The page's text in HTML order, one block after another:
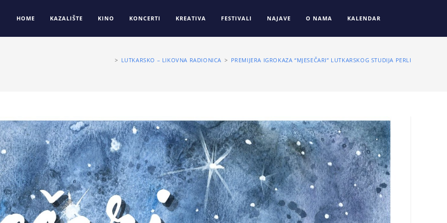
HOME KAZALIŠTE KINO KONCERTI KREATIVA FESTIVALI NAJAVE O NAMA KALENDAR
> LUTKARSKO – LIKOVNA RADIONICA > PREMIJERA IGROKAZA “MJESEČARI” LUTKARSKOG STUDIJA PERLICE